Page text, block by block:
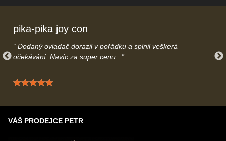
info@gamecontrol.cz
pika-pika joy con
Dodaný ovladač dorazil v pořádku a splnil veškerá
očekávání. Navíc za super cenu
Hodnocení: 5 / 5
VÁŠ PRODEJCE PETR